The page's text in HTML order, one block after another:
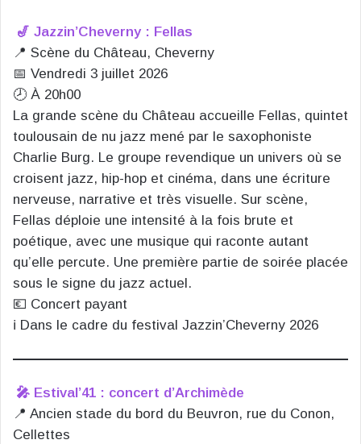
🎷 Jazzin’Cheverny : Fellas
📍 Scène du Château, Cheverny
📅 Vendredi 3 juillet 2026
🕗 À 20h00
La grande scène du Château accueille Fellas, quintet
toulousain de nu jazz mené par le saxophoniste
Charlie Burg. Le groupe revendique un univers où se
croisent jazz, hip-hop et cinéma, dans une écriture
nerveuse, narrative et très visuelle. Sur scène,
Fellas déploie une intensité à la fois brute et
poétique, avec une musique qui raconte autant
qu’elle percute. Une première partie de soirée placée
sous le signe du jazz actuel.
💶 Concert payant
ℹ️ Dans le cadre du festival Jazzin’Cheverny 2026
🎤 Estival’41 : concert d’Archimède
📍 Ancien stade du bord du Beuvron, rue du Conon,
Cellettes